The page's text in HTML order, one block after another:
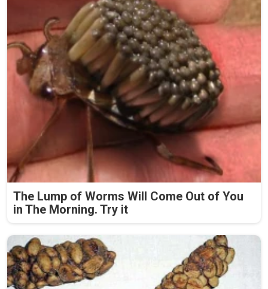
The Lump of Worms Will Come Out of You
in The Morning. Try it